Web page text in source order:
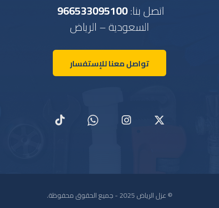
اتصل بنا:966533095100
السعودية – الرياض
تواصل معنا للإستفسار
© عزل الرياض 2025 - جميع الحقوق محفوظة.